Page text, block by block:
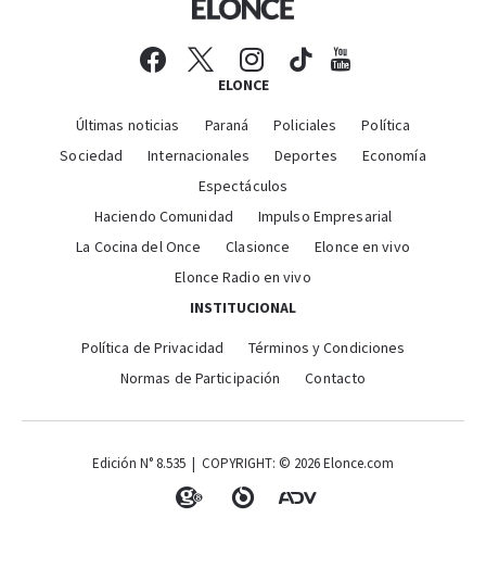
ELONCE
Últimas noticias Paraná Policiales
Política
Sociedad
Internacionales Deportes
Economía
Espectáculos
Haciendo Comunidad
Impulso Empresarial
La Cocina del Once
Clasionce
Elonce en vivo
Elonce Radio en vivo
INSTITUCIONAL
Política de Privacidad
Términos y Condiciones
Normas de Participación
Contacto
Edición N° 8.535 | COPYRIGHT: © 2026 Elonce.com